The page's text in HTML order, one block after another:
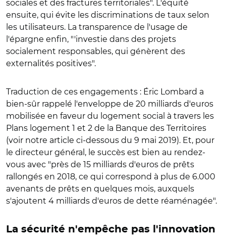
sociales et des fractures territoriales". L'équité
ensuite, qui évite les discriminations de taux selon
les utilisateurs. La transparence de l'usage de
l'épargne enfin, "'investie dans des projets
socialement responsables, qui génèrent des
externalités positives".
Traduction de ces engagements : Éric Lombard a
bien-sûr rappelé l'enveloppe de 20 milliards d'euros
mobilisée en faveur du logement social à travers les
Plans logement 1 et 2 de la Banque des Territoires
(voir notre article ci-dessous du 9 mai 2019). Et, pour
le directeur général, le succès est bien au rendez-
vous avec "près de 15 milliards d'euros de prêts
rallongés en 2018, ce qui correspond à plus de 6.000
avenants de prêts en quelques mois, auxquels
s'ajoutent 4 milliards d'euros de dette réaménagée".
La sécurité n'empêche pas l'innovation